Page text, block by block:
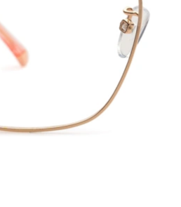
Glasbreite
Glasbreite